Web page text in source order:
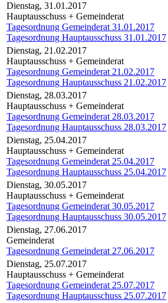
Dienstag, 31.01.2017
Hauptausschuss + Gemeinderat
Tagesordnung Gemeinderat 31.01.2017
Tagesordnung Hauptausschuss 31.01.2017
Dienstag, 21.02.2017
Hauptausschuss + Gemeinderat
Tagesordnung Gemeinderat 21.02.2017
Tagesordnung Hauptausschuss 21.02.2017
Dienstag, 28.03.2017
Hauptausschuss + Gemeinderat
Tagesordnung Gemeinderat 28.03.2017
Tagesordnung Hauptausschuss 28.03.2017
Dienstag, 25.04.2017
Hauptausschuss + Gemeinderat
Tagesordnung Gemeinderat 25.04.2017
Tagesordnung Hauptausschuss 25.04.2017
Dienstag, 30.05.2017
Hauptausschuss + Gemeinderat
Tagesordnung Gemeinderat 30.05.2017
Tagesordnung Hauptausschuss 30.05.2017
Dienstag, 27.06.2017
Gemeinderat
Tagesordnung Gemeinderat 27.06.2017
Dienstag, 25.07.2017
Hauptausschuss + Gemeinderat
Tagesordnung Gemeinderat 25.07.2017
Tagesordnung Hauptausschuss 25.07.2017